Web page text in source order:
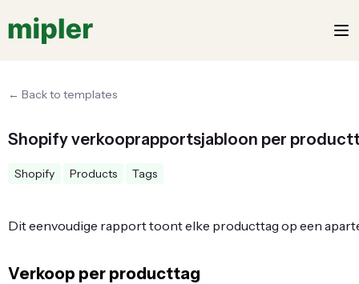
← Back to templates
Shopify verkooprapportsjabloon per
Shopify Products Tags
Dit eenvoudige rapport toont elke producttag op een
Verkoop per producttag